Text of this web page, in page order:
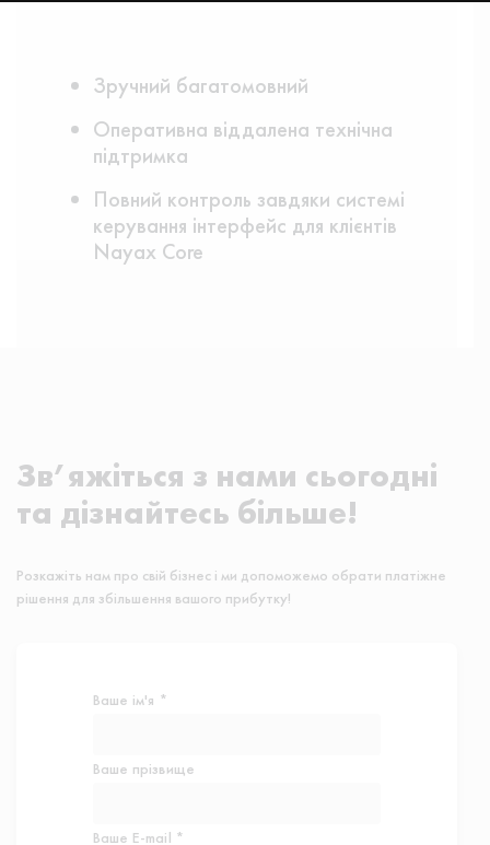
Зручний багатомовний
Оперативна віддалена технічна
підтримка
Повний контроль завдяки системі
керування інтерфейс для клієнтів
Nayax Core
Зв’яжіться з нами сьогодні
та дізнайтесь більше!
Розкажіть нам про свій бізнес і ми допоможемо обрати платіжне
рішення для збільшення вашого прибутку!
Ваше ім'я *
Ваше прізвище
Ваше E-mail *